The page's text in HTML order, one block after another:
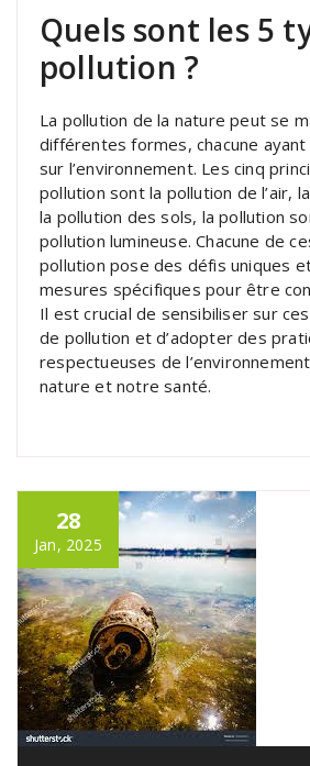
Quels sont les 5
pollution ?
La pollution de la nature peut se
différentes formes, chacune
sur l’environnement. Les cinq
pollution sont la pollution de l’air,
la pollution des sols, la pollution
pollution lumineuse. Chacune de
pollution pose des défis uniques
mesures spécifiques pour être
Il est crucial de sensibiliser sur
de pollution et d’adopter des
respectueuses de
nature et notre santé.
28
Jan, 2025